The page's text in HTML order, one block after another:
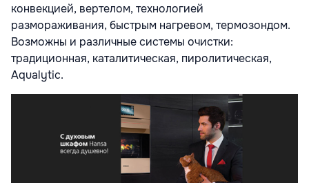
конвекцией, вертелом, технологией
размораживания, быстрым нагревом, термозондом.
Возможны и различные системы очистки:
традиционная, каталитическая, пиролитическая,
Aqualytic.